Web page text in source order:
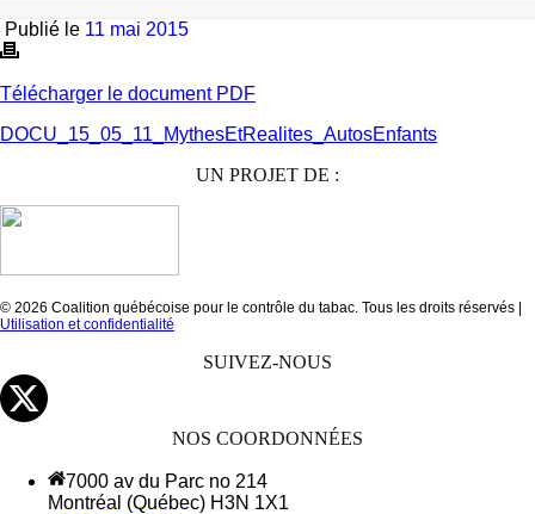
Publié le 11 mai 2015
Télécharger le document PDF
DOCU_15_05_11_MythesEtRealites_AutosEnfants
UN PROJET DE :
© 2026 Coalition québécoise pour le contrôle du tabac. Tous les droits réservés |
Utilisation et confidentialité
SUIVEZ-NOUS
NOS COORDONNÉES
7000 av du Parc no 214
Montréal (Québec) H3N 1X1